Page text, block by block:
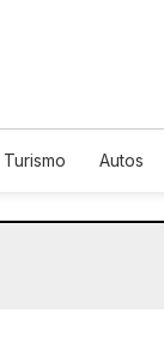
Turismo
Autos